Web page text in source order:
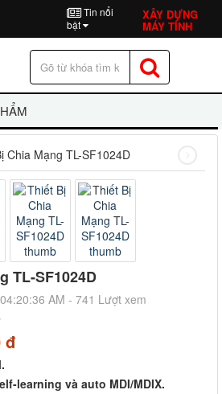
Tin nổi
bật
XÂY DỰNG
MÁY TÍNH
TL-SF1024D
AM - 741 Lượt xem
đ
learning và auto MDI/MDIX.